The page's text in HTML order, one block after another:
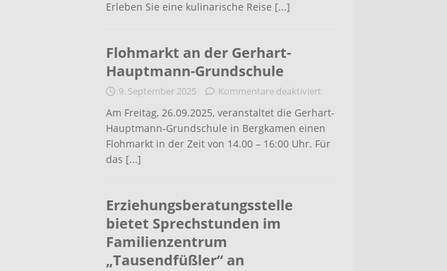
Erleben Sie eine kulinarische Reise [...]
Flohmarkt an der Gerhart-
Hauptmann-Grundschule
9. September 2025 Kommentare deaktiviert
Am Freitag, 26.09.2025, veranstaltet die Gerhart-
Hauptmann-Grundschule in Bergkamen einen
Flohmarkt in der Zeit von 14.00 – 16:00 Uhr. Für
das [...]
Erziehungsberatungsstelle
bietet Sprechstunden im
Familienzentrum
„Tausendfüßler“ an